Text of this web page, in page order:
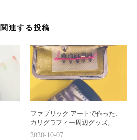
関連する投稿
ファブリック アートで作った、
カリグラフィー周辺グッズ。
2020-10-07